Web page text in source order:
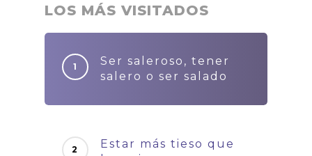
LOS MÁS VISITADOS
Ser saleroso, tener
salero o ser salado
Estar más tieso que